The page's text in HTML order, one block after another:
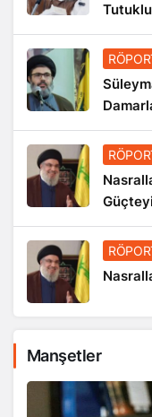
Tutuklu
Manşetler